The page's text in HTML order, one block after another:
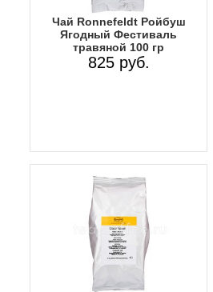
Чай Ronnefeldt Ройбуш
Ягодный Фестиваль
травяной 100 гр
825 руб.